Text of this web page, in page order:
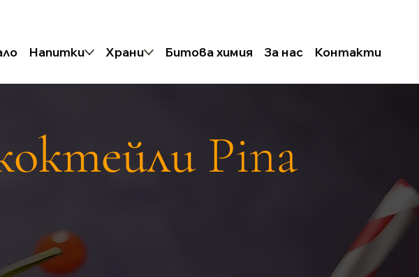
Напитки Храни Битова химия За нас Контакти
Pina